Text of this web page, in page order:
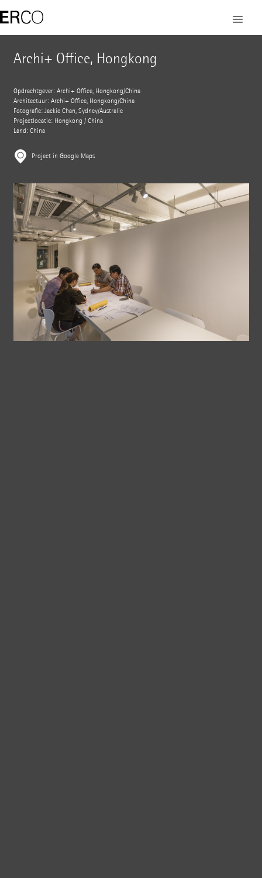
Archi+ Office, Hongkong
Opdrachtgever: Archi+ Office, Hongkong/China
Architectuur: Archi+ Office, Hongkong/China
Fotografie: Jackie Chan, Sydney/Australië
Projectlocatie: Hongkong / China
Land: China
Project in Google Maps